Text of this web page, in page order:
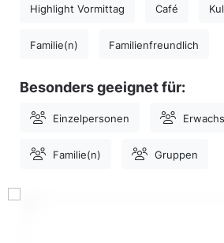
Highlight Vormittag Café
Familie(n) Familienfreundlich
Besonders geeignet für:
Einzelpersonen
Familie(n) Gruppen